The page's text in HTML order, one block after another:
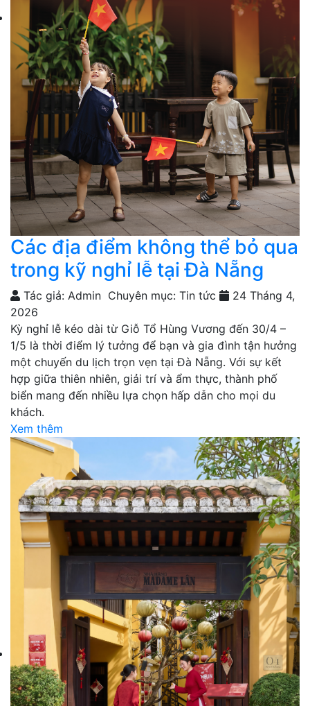
Các địa điểm không thể bỏ qua
trong kỹ nghỉ lễ tại Đà Nẵng
Tác giả: Admin Chuyên mục: Tin tức
24 Tháng 4,
2026
Kỳ nghỉ lễ kéo dài từ Giỗ Tổ Hùng Vương đến 30/4 –
1/5 là thời điểm lý tưởng để bạn và gia đình tận hưởng
một chuyến du lịch trọn vẹn tại Đà Nẵng. Với sự kết
hợp giữa thiên nhiên, giải trí và ẩm thực, thành phố
biển mang đến nhiều lựa chọn hấp dẫn cho mọi du
khách.
Xem thêm